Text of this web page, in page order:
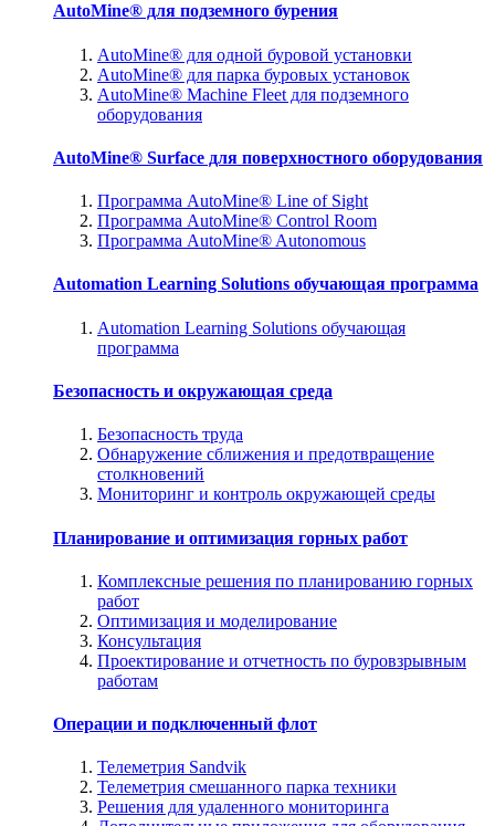
AutoMine® для подземного бурения
AutoMine® для одной буровой установки
AutoMine® для парка буровых установок
AutoMine® Machine Fleet для подземного
оборудования
AutoMine® Surface для поверхностного оборудования
Программа AutoMine® Line of Sight
Программа AutoMine® Control Room
Программа AutoMine® Autonomous
Automation Learning Solutions обучающая программа
Automation Learning Solutions обучающая
программа
Безопасность и окружающая среда
Безопасность труда
Обнаружение сближения и предотвращение
столкновений
Мониторинг и контроль окружающей среды
Планирование и оптимизация горных работ
Комплексные решения по планированию горных
работ
Оптимизация и моделирование
Консультация
Проектирование и отчетность по буровзрывным
работам
Операции и подключенный флот
Телеметрия Sandvik
Телеметрия смешанного парка техники
Решения для удаленного мониторинга